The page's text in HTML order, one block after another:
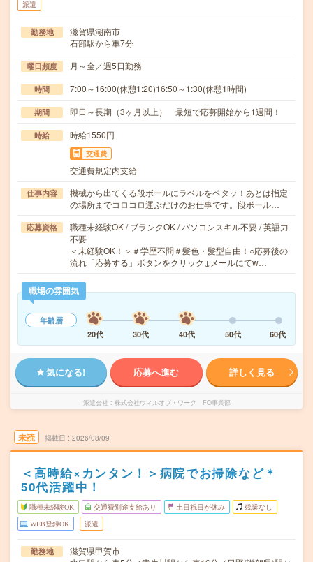
派遣
勤務地
滋賀県湖南市
石部駅から車7分
曜日頻度 月～金／週5日勤務
時間 7:00～16:00(休憩1:20)16:50～1:30(休憩1時間)
期間 即日～長期（3ヶ月以上） 最短で応募開始から1週間！
時給 時給1550円
交通費
交通費規定内支給
仕事内容
機械から出てくる段ボールにラベルをペタッ！あとは指定
の場所までコロコロ運ぶだけのお仕事です。段ボール…
応募資格
職種未経験OK / ブランクOK / パソコンスキル不要 / 英語力
不要
＜未経験OK！＞＃学歴不問＃髪色・髪型自由！○応募後の
流れ「応募する」ボタンをクリック↓メールにてw…
職場の雰囲気
年齢層
20代
30代 40代 50代 60代
気になる! 応募へ進む 詳しく見る
派遣会社 株式会社ウィルオブ・ワーク FO事業部
未読 掲載日 2026/08/09
＜高時給×カンタン！＞病院でお掃除など＊
50代活躍中！
職種未経験OK 交通費別途支給あり 土日祝日が休み 残業なし
WEB登録OK 派遣
勤務地
滋賀県甲賀市